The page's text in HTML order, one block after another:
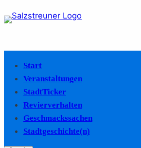
Start
Veranstaltungen
StadtTicker
Revierverhalten
Geschmackssachen
Stadtgeschichte(n)